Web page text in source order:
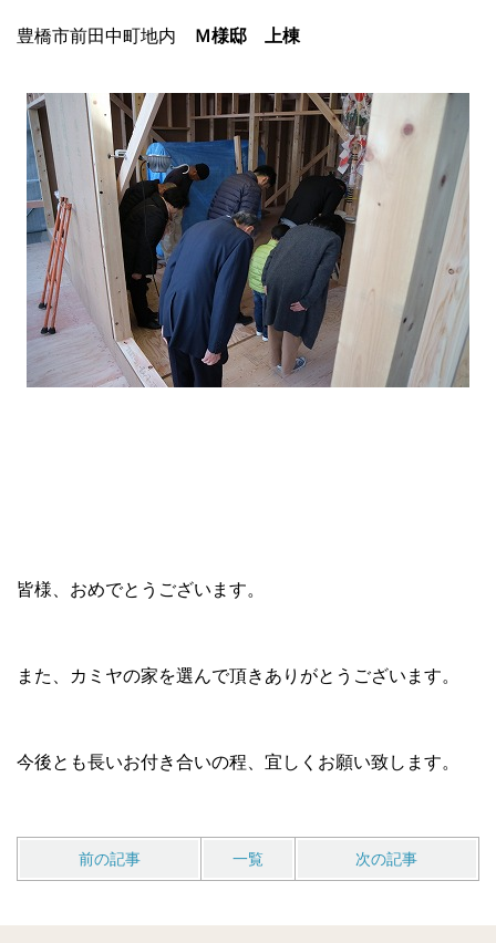
豊橋市前田中町地内 Ｍ様邸 上棟
皆様、おめでとうございます。
また、カミヤの家を選んで頂きありがとうございます。
今後とも長いお付き合いの程、宜しくお願い致します。
前の記事 一覧 次の記事